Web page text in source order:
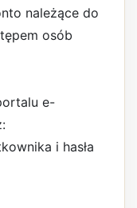
należące do
osób
e-
i hasła